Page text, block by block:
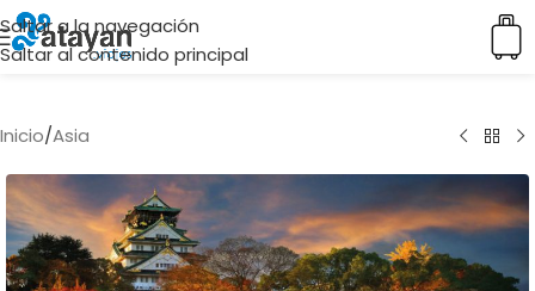
Saltar a la navegación
Saltar al contenido principal
Inicio/Asia